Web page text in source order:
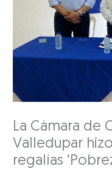
La Cámara de
Valledupar
regalías